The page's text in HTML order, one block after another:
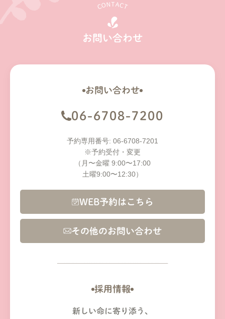
CONTACT
お問い合わせ
お問い合わせ
06-6708-7200
予約専用番号: 06-6708-7201
※予約受付・変更
（月〜金曜 9:00〜17:00
土曜9:00〜12:30）
WEB予約はこちら
その他のお問い合わせ
採用情報
新しい命に寄り添う、